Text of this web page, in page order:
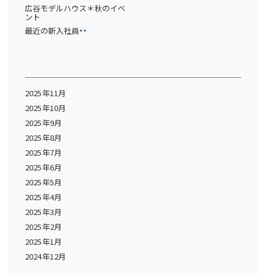
広谷モデルハウス＊秋のイベ
ント
最近の新入社員
2025年11月
2025年10月
2025年9月
2025年8月
2025年7月
2025年6月
2025年5月
2025年4月
2025年3月
2025年2月
2025年1月
2024年12月